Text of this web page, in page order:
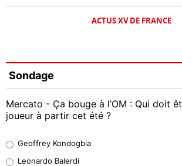
ACTUS XV DE FRANCE
Sondage
Mercato - Ça bouge à l’OM : Qui doit
joueur à partir cet été ?
38%
Geoffrey Kondogbia
Leonardo Balerdi